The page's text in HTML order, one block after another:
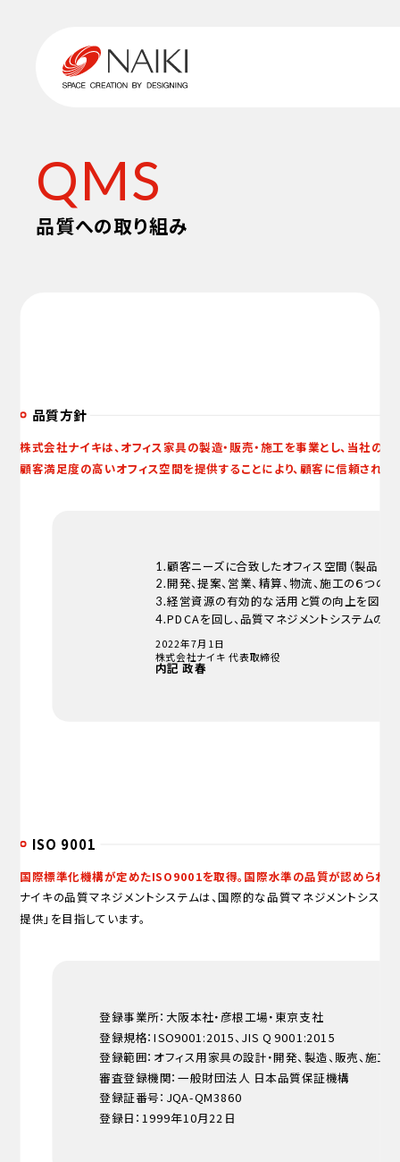
QMS
品質への取り組み
品質方針
株式会社ナイキは、オフィス家具の製造・販売・施工を事業とし、当社の
顧客満足度の高いオフィス空間を提供することにより、顧客に信頼される
1.顧客ニーズに合致したオフィス空間（製品と
2.開発、提案、営業、精算、物流、施工の６つ
3.経営資源の有効的な活用と質の向上を図る。
4.PDCAを回し、品質マネジメントシステムの
2022年7月1日
株式会社ナイキ 代表取締役
内記 政春
ISO 9001
国際標準化機構が定めたISO9001を取得。国際水準の品質が認められま
ナイキの品質マネジメントシステムは、国際的な品質マネジメントシス
提供」を目指しています。
登録事業所：大阪本社・彦根工場・東京支社
登録規格：ISO9001:2015、JIS Q 9001:2015
登録範囲：オフィス用家具の設計・開発、製造、販売、施
審査登録機関：一般財団法人 日本品質保証機構
登録証番号：JQA-QM3860
登録日：1999年10月22日